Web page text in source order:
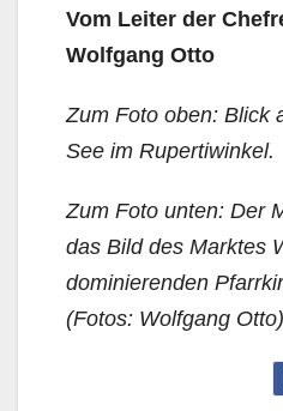
Vom Leiter der
Wolfgang Otto
Zum Foto oben: Blick
See im Rupertiwinkel.
Zum Foto unten: Der
das Bild des Marktes
dominierenden
(Fotos: Wolfgang